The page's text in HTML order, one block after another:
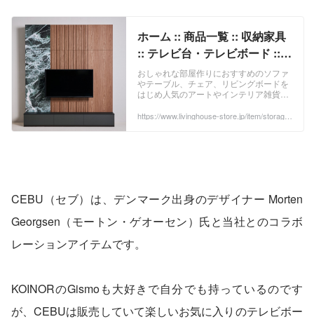
ホーム :: 商品一覧 :: 収納家具
:: テレビ台・テレビボード ::
CEBU（セブ）テレビボード
（Col-01）
おしゃれな部屋作りにおすすめのソファ
やテーブル、チェア、リビングボードを
はじめ人気のアートやインテリア雑貨な
まで無料。家具・インテリアの通販なら
https://www.livinghouse-store.jp/item/storage/
CEBU（セブ）は、デンマーク出身のデザイナー Morten
Georgsen（モートン・ゲオーセン）氏と当社とのコラボ
レーションアイテムです。
KOINORのGismoも大好きで自分でも持っているのです
が、CEBUは販売していて楽しいお気に入りのテレビボー